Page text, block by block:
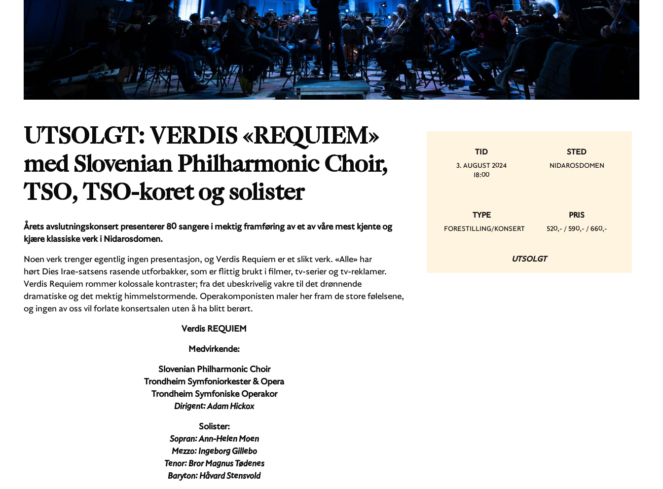
UTSOLGT: VERDIS «REQUIEM»
med Slovenian Philharmonic Choir,
TSO, TSO-koret og solister
Årets avslutningskonsert presenterer 80 sangere i mektig framføring av et av våre mest kjente og
kjære klassiske verk i Nidarosdomen.
Noen verk trenger egentlig ingen presentasjon, og Verdis Requiem er et slikt verk. «Alle» har
hørt Dies Irae-satsens rasende utforbakker, som er flittig brukt i filmer, tv-serier og tv-reklamer.
Verdis Requiem rommer kolossale kontraster; fra det ubeskrivelig vakre til det drønnende
dramatiske og det mektig himmelstormende. Operakomponisten maler her fram de store følelsene,
og ingen av oss vil forlate konsertsalen uten å ha blitt berørt.
Verdis REQUIEM
Medvirkende:
Slovenian Philharmonic Choir
Trondheim Symfoniorkester & Opera
Trondheim Symfoniske Operakor
Dirigent: Adam Hickox
Solister:
Sopran: Ann-Helen Moen
Mezzo: Ingeborg Gillebo
Tenor: Bror Magnus Tødenes
Baryton: Håvard Stensvold
TID
3. AUGUST 2024
18:00
STED
NIDAROSDOMEN
TYPE
FORESTILLING/KONSERT
PRIS
520,- / 590,- / 660,-
UTSOLGT